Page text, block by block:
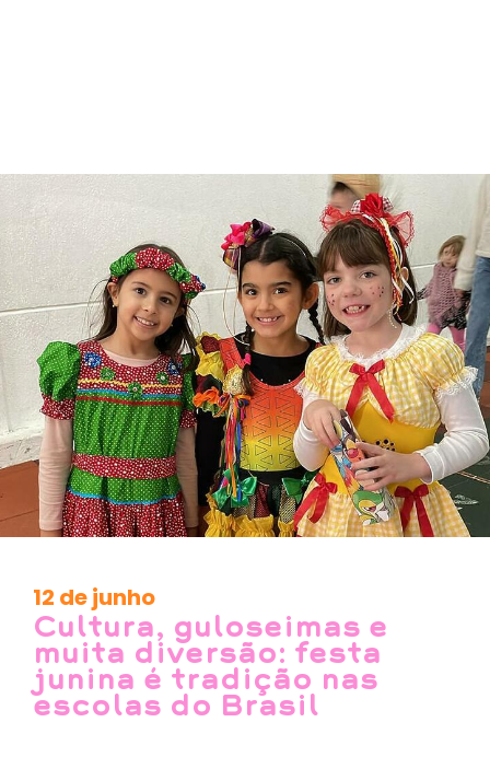
12 de junho
Cultura, guloseimas e
muita diversão: festa
junina é tradição nas
escolas do Brasil